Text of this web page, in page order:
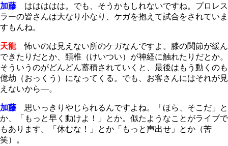
加藤 ははははは。でも、そうかもしれないですね。プロレス
ラーの皆さんは大なり小なり、ケガを抱えて試合をされていま
すもんね。
天龍 怖いのは見えない所のケガなんですよ。膝の関節が緩ん
できたりだとか、頚椎（けいつい）が神経に触れたりだとか。
そういうのがどんどん蓄積されていくと、最後はもう動くのも
億劫（おっくう）になってくる。でも、お客さんにはそれが見
えないから―。
加藤 思いっきりやじられるんですよね。「ほら、そこだ」と
か、「もっと早く動けよ！」とか。似たようなことがライブで
もあります。「休むな！」とか「もっと声出せ」とか（苦
笑）。